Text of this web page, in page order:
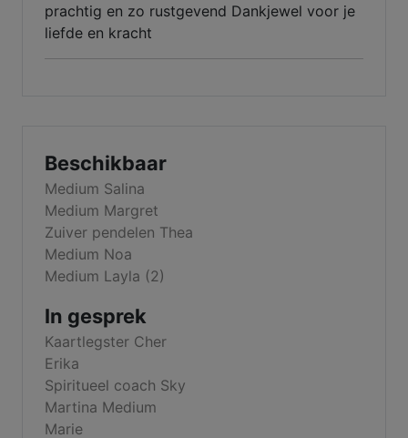
prachtig en zo rustgevend Dankjewel voor je
liefde en kracht
Beschikbaar
Medium Salina
Medium Margret
Zuiver pendelen Thea
Medium Noa
Medium Layla (2)
In gesprek
Kaartlegster Cher
Erika
Spiritueel coach Sky
Martina Medium
Marie